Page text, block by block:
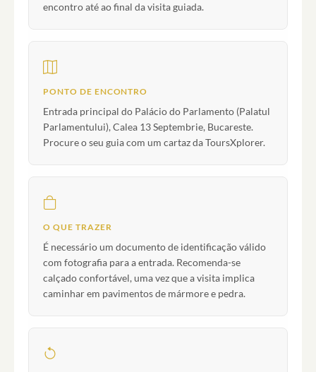
encontro até ao final da visita guiada.
PONTO DE ENCONTRO
Entrada principal do Palácio do Parlamento (Palatul
Parlamentului), Calea 13 Septembrie, Bucareste.
Procure o seu guia com um cartaz da ToursXplorer.
O QUE TRAZER
É necessário um documento de identificação válido
com fotografia para a entrada. Recomenda-se
calçado confortável, uma vez que a visita implica
caminhar em pavimentos de mármore e pedra.